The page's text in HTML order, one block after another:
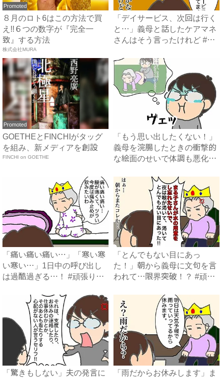
Promoted
８月のロト6はこの方法で買
え!!６つの数字が『完全一
致』する方法
株式会社MURA
「デイサービス、次回は行く
と…」義母と話したケアマネ
さんはそう言ったけれど #
Promoted
GOETHEとFINCHIがタッグ
を組み、新メディアを創設
FINCHI on GOETHE
「もう思い出したくない！」
義母を浣腸したときの衝撃的
な絵面のせいで体調も悪化
「痛い痛い痛い…」「寒い寒
い寒い…」1日中の呼び出し
は過酷過ぎる…！ #頑張り
「とんでもない目にあっ
た！」朝から義母に文句を言
われて…限界突破！？ #頑張
「驚きもしない」夫の発言に
「雨だからお休みします」ま